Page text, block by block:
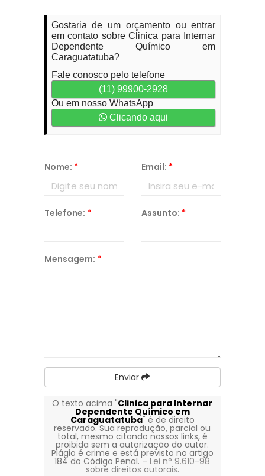
Gostaria de um orçamento ou entrar
em contato sobre Clinica para Internar
Dependente Químico em
Caraguatatuba?
Fale conosco pelo telefone
(11) 99900-2928
Ou em nosso WhatsApp
Clicando aqui
Nome: * Email: *
Telefone: * Assunto: *
Mensagem: *
Enviar
O texto acima "Clinica para Internar
Dependente Químico em
Caraguatatuba" é de direito
reservado. Sua reprodução, parcial ou
total, mesmo citando nossos links, é
proibida sem a autorização do autor.
Plágio é crime e está previsto no artigo
184 do Código Penal. –Lei n° 9.610-98
sobre direitos autorais.